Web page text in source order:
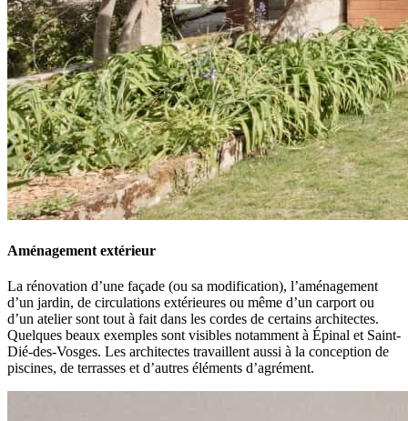
Aménagement extérieur
La rénovation d’une façade (ou sa modification), l’aménagement
d’un jardin, de circulations extérieures ou même d’un carport ou
d’un atelier sont tout à fait dans les cordes de certains architectes.
Quelques beaux exemples sont visibles notamment à Épinal et Saint-
Dié-des-Vosges. Les architectes travaillent aussi à la conception de
piscines, de terrasses et d’autres éléments d’agrément.